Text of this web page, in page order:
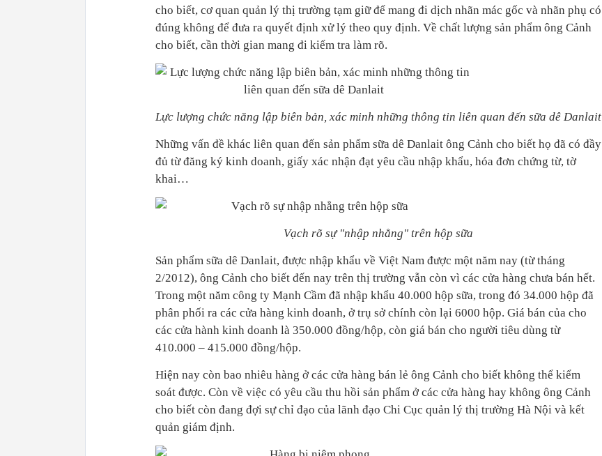
cho biết, cơ quan quản lý thị trường tạm giữ để mang đi dịch nhãn mác gốc và nhãn phụ có
đúng không để đưa ra quyết định xử lý theo quy định. Về chất lượng sản phẩm ông Cảnh
cho biết, cần thời gian mang đi kiểm tra làm rõ.
Lực lượng chức năng lập biên bản, xác minh những thông tin liên quan đến sữa dê Danlait
Những vấn đề khác liên quan đến sản phẩm sữa dê Danlait ông Cảnh cho biết họ đã có đầy
đủ từ đăng ký kinh doanh, giấy xác nhận đạt yêu cầu nhập khẩu, hóa đơn chứng từ, tờ
khai…
Vạch rõ sự "nhập nhằng" trên hộp sữa
Sản phẩm sữa dê Danlait, được nhập khẩu về Việt Nam được một năm nay (từ tháng
2/2012), ông Cảnh cho biết đến nay trên thị trường vẫn còn vì các cửa hàng chưa bán hết.
Trong một năm công ty Mạnh Cầm đã nhập khẩu 40.000 hộp sữa, trong đó 34.000 hộp đã
phân phối ra các cửa hàng kinh doanh, ở trụ sở chính còn lại 6000 hộp. Giá bán của cho
các cửa hành kinh doanh là 350.000 đồng/hộp, còn giá bán cho người tiêu dùng từ
410.000 – 415.000 đồng/hộp.
Hiện nay còn bao nhiêu hàng ở các cửa hàng bán lẻ ông Cảnh cho biết không thể kiểm
soát được. Còn về việc có yêu cầu thu hồi sản phẩm ở các cửa hàng hay không ông Cảnh
cho biết còn đang đợi sự chỉ đạo của lãnh đạo Chi Cục quản lý thị trường Hà Nội và kết
quản giám định.